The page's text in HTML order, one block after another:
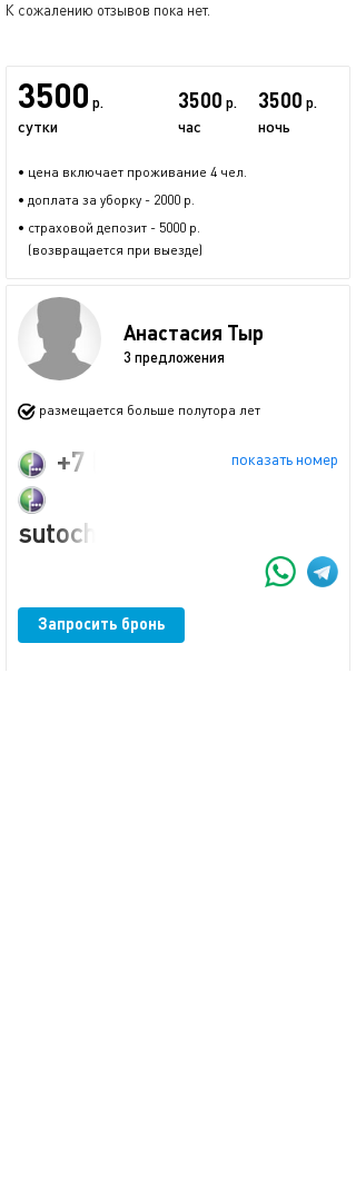
К сожалению отзывов пока нет.
3500 р.
сутки
3500 р.
час
3500 р.
ночь
• цена включает проживание 4 чел.
• доплата за уборку - 2000 р.
• страховой депозит - 5000 р.
(возвращается при выезде)
Анастасия Тыр
3 предложения
размещается больше полутора лет
показать номер
+7 (925) 200-33-17
sutochnoistraru@gmail.com
Запросить бронь